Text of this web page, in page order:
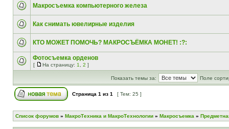
Макросъемка компьютерного железа
Как снимать ювелирные изделия
КТО МОЖЕТ ПОМОЧЬ? МАКРОСЪЁМКА МОНЕТ! :?:
Фотосъемка орденов
[ На страницу: 1 2 ]
Показать темы за: Поле
Страница 1 из 1 [ Тем: 25 ]
Список форумов » МакроТехника и МакроТехнологии » Макросъемка »